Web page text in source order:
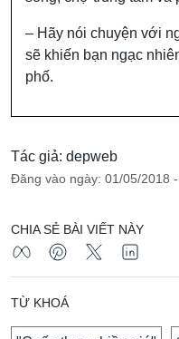
– Hãy nói chuyện với
sẽ khiến bạn ngạc
phố.
Tác giả: depweb
Đăng vào ngày: 01/05/2018
CHIA SẺ BÀI VIẾT NÀY
TỪ KHOÁ